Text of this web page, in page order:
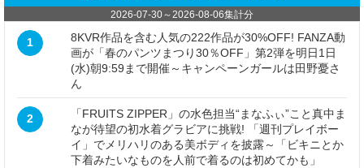
2026-07-30～2026-08-06集計分
1
8KVR作品を含む人気の222作品が30%OFF! FANZA動
画が「春のパンツまつり30％OFF」第2弾を明日1日
(水)朝9:59まで開催～キャンペーンガールは田野憂さ
ん
2
「FRUITS ZIPPER」の水色担当“まなふぃ”こと真中ま
なが待望の初水着グラビアに挑戦! 「週刊プレイボー
イ」でメリハリのある美ボディを披露～「ビキニとか
下着みたいなものを人前で着るのは初めてかも」